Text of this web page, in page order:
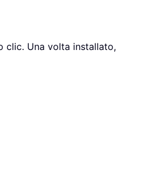
clic. Una volta installato,